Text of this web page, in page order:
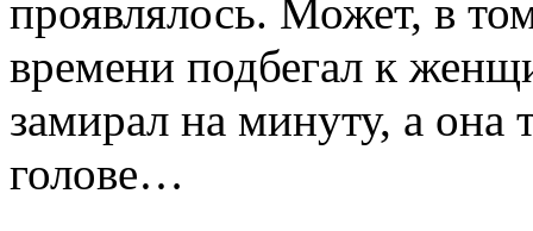
проявлялось. Может, в
времени подбегал к
замирал на минуту, а она
голове…